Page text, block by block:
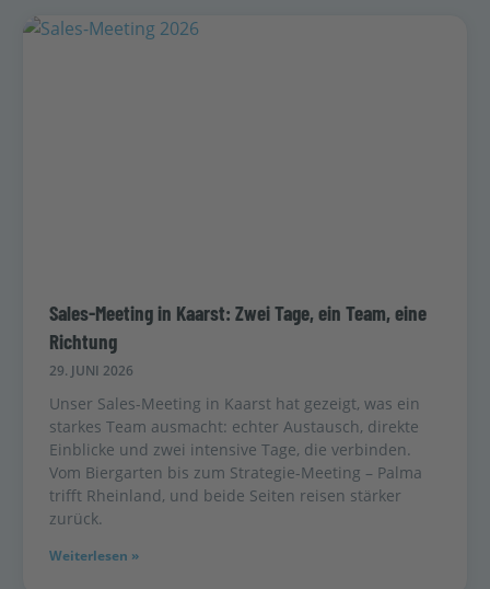
Sales-Meeting in Kaarst: Zwei Tage, ein Team, eine
Richtung
29. JUNI 2026
Unser Sales-Meeting in Kaarst hat gezeigt, was ein
starkes Team ausmacht: echter Austausch, direkte
Einblicke und zwei intensive Tage, die verbinden.
Vom Biergarten bis zum Strategie-Meeting – Palma
trifft Rheinland, und beide Seiten reisen stärker
zurück.
Weiterlesen »